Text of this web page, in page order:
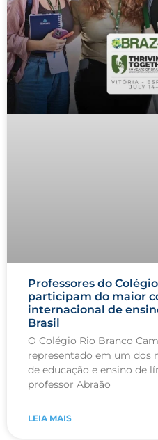
Professores do
participam do maior
internacional de
Brasil
O Colégio Rio Branco
representado em um dos
de educação e ensino de
professor Abraão
LEIA MAIS